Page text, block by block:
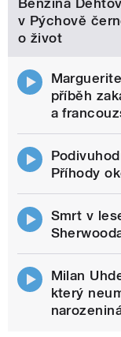
Benzína
v Pýchově
o život
příběh
a
Příhody
Smrt v
Milan
který